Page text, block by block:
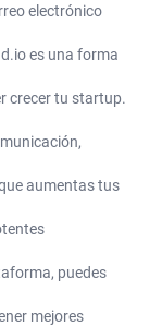
electrónico
es una forma
crecer tu startup.
aumentas tus
puedes
mejores